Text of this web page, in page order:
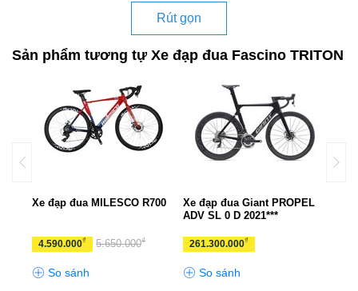
Rút gọn
Sản phẩm tương tự Xe đạp đua Fascino TRITON
Xe đạp đua MILESCO R700
4.590.000₫ 5.650.000₫
So sánh
Xe đạp đua Giant PROPEL
ADV SL 0 D 2021***
261.300.000₫
So sánh